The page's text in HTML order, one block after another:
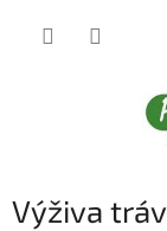
Výživa